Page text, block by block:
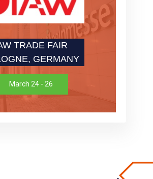
TRADE FAIR
GERMANY
March 24 - 26